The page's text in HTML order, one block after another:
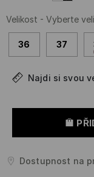
Velikost - Vyberte
36 37
Najdi si svou
Dostupnost na